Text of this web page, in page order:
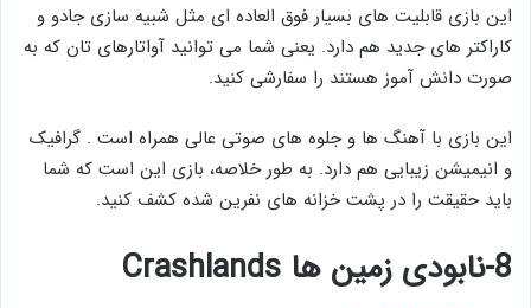
این بازی قابلیت ‌های بسیار فوق العاده ای مثل شبیه سازی جادو و
کاراکتر های جدید هم دارد. یعنی شما می توانید آواتارهای تان که به
صورت دانش آموز هستند را سفارشی کنید.
این بازی با آهنگ ها و جلوه های صوتی عالی همراه است . گرافیک
و انیمیشن زیبایی هم دارد. به طور خلاصه، بازی این است که شما
باید حقیقت را در پشت خزانه های نفرین شده کشف کنید.
8-نابودی زمین ها Crashlands